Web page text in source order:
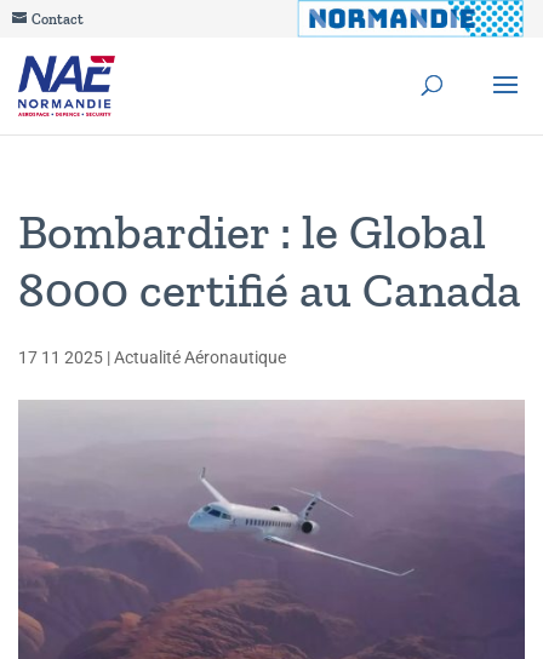
Contact
Bombardier : le Global
8000 certifié au Canada
17 11 2025 |Actualité Aéronautique